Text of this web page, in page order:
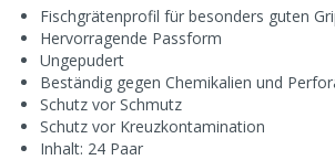
Fischgrätenprofil für besonders guten
Hervorragende Passform
Ungepudert
Beständig gegen Chemikalien und
Schutz vor Schmutz
Schutz vor Kreuzkontamination
Inhalt: 24 Paar